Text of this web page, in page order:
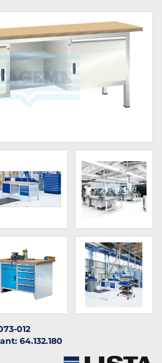
012
64.132.180